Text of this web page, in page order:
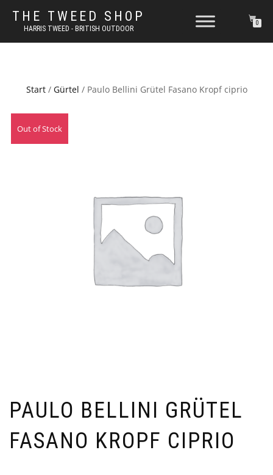
THE TWEED SHOP
HARRIS TWEED - BRITISH OUTDOOR
0
Start/ Gürtel / Paulo Bellini Grütel Fasano Kropf ciprio
Out of Stock
PAULO BELLINI GRÜTEL
FASANO KROPF CIPRIO